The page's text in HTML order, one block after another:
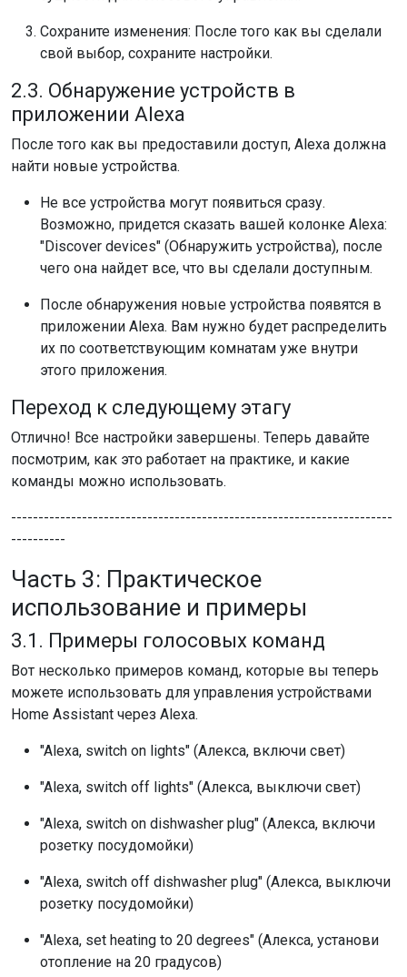
Сохраните изменения: После того как вы сделали
свой выбор, сохраните настройки.
2.3. Обнаружение устройств в
приложении Alexa
После того как вы предоставили доступ, Alexa должна
найти новые устройства.
Не все устройства могут появиться сразу.
Возможно, придется сказать вашей колонке Alexa:
"Discover devices" (Обнаружить устройства), после
чего она найдет все, что вы сделали доступным.
После обнаружения новые устройства появятся в
приложении Alexa. Вам нужно будет распределить
их по соответствующим комнатам уже внутри
этого приложения.
Переход к следующему этагу
Отлично! Все настройки завершены. Теперь давайте
посмотрим, как это работает на практике, и какие
команды можно использовать.
----------------------------------------------------------------------
----------
Часть 3: Практическое
использование и примеры
3.1. Примеры голосовых команд
Вот несколько примеров команд, которые вы теперь
можете использовать для управления устройствами
Home Assistant через Alexa.
"Alexa, switch on lights" (Алекса, включи свет)
"Alexa, switch off lights" (Алекса, выключи свет)
"Alexa, switch on dishwasher plug" (Алекса, включи
розетку посудомойки)
"Alexa, switch off dishwasher plug" (Алекса, выключи
розетку посудомойки)
"Alexa, set heating to 20 degrees" (Алекса, установи
отопление на 20 градусов)